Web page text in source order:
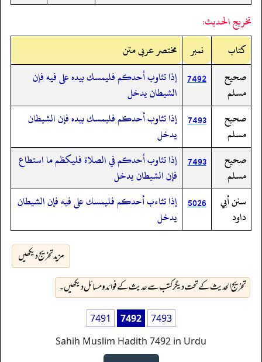
تخريج الحديث:
کتاب
نمبر
مختصر عربی متن
صحيح
مسلم
7492 إذا تثاوب أحدكم فليمسك بيده على فيه فإن
الشيطان يدخل
صحيح
مسلم
7493 إذا تثاوب أحدكم فليمسك بيده فإن الشيطان
يدخل
صحيح
مسلم
7493 إذا تثاوب أحدكم في الصلاة فليكظم ما استطاع
فإن الشيطان يدخل
سنن أبي
داود
5026 إذا تثاءب أحدكم فليمسك على فيه فإن الشيطان
يدخل
مزید تخریج دیکھیں
تخریج الحدیث کے تحت دیگر کتب سے حدیث کے فوائد و مسائل دیکھیں۔
7491 7492
7493
Sahih Muslim Hadith 7492 in Urdu